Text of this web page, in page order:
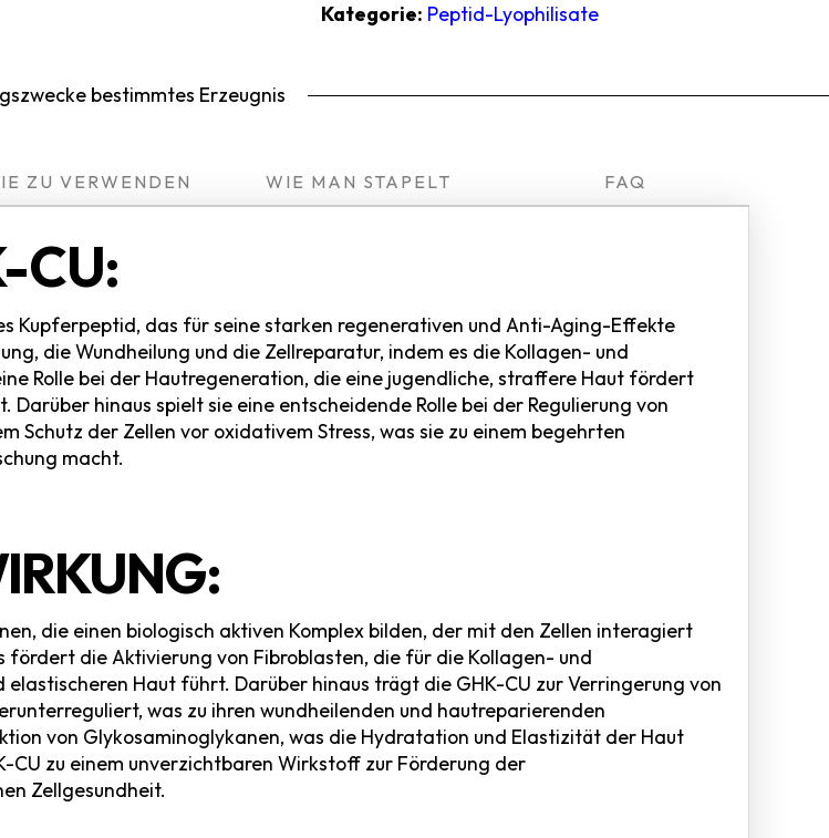
Kategorie: Peptid-Lyophilisate
bestimmtes Erzeugnis
ZU VERWENDEN WIE MAN STAPELT FAQ
CU:
Kupferpeptid, das für seine starken regenerativen und Anti-Aging-Effekte
die Wundheilung und die Zellreparatur, indem es die Kollagen- und
Rolle bei der Hautregeneration, die eine jugendliche, straffere Haut fördert
hinaus spielt sie eine entscheidende Rolle bei der Regulierung von
Schutz der Zellen vor oxidativem Stress, was sie zu einem begehrten
macht.
die einen biologisch aktiven Komplex bilden, der mit den Zellen interagiert
die Aktivierung von Fibroblasten, die für die Kollagen- und
Haut führt. Darüber hinaus trägt die GHK-CU zur Verringerung von
was zu ihren wundheilenden und hautreparierenden
von Glykosaminoglykanen, was die Hydratation und Elastizität der Haut
zu einem unverzichtbaren Wirkstoff zur Förderung der
Zellgesundheit.